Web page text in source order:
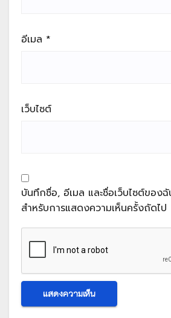
อีเมล *
เว็บไซต์
บันทึกชื่อ, อีเมล และชื่อเว็บไซต์ของฉั
สำหรับการแสดงความเห็นครั้งถัดไป